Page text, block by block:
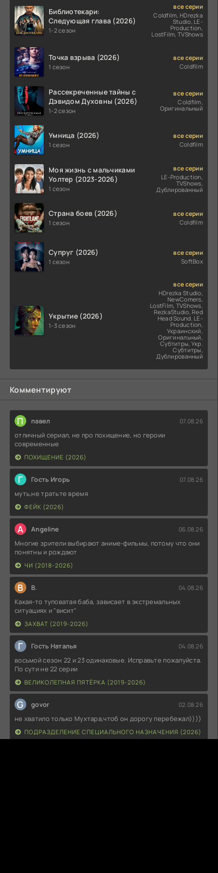
Библиотекари:
Следующая глава (2026)
1-2 сезон
все серии
Coldfilm, HDrezka
Studio, LE-
Production,
LostFilm, TVShows
Точка взрыва (2026)
1 сезон
все серии
Coldfilm
Рассекреченные тайны с
Дэвидом Духовны (2026)
1-2 сезон
все серии
Coldfilm,
Оригинальный
Умница (2026)
1 сезон
все серии
Coldfilm
Моя жизнь с мальчиками
Уолтер (2023-2026)
1 сезон
все серии
LE-Production,
TVShows,
Дублированный
Страна боев (2026)
1 сезон
все серии
Coldfilm
Супруг (2026)
1 сезон
все серии
SoftBox
Укрытие (2026)
1-3 сезон
все серии
HDrezka Studio,
NewComers,
LostFilm, TVShows,
RezkaStudio, Red
Head Sound, LE-
Production,
Украинский,
Оригинальный,
Субтитры, Укр.
Субтитры,
Дублированный
Комментируют
П павел 07.08.26
отличный сериал, не про похищение, но героии
современные
ПОХИЩЕНИЕ (2026)
Г Гость Игорь 07.08.26
муть,не тратьте время
ФЕЙК (2026)
A Angeline 06.08.26
Многие зрители выбирают аниме-фильмы, потому что они
понятны и рождают
ЧИ (2018-2026)
В В. 04.08.26
Какая-то туповатая баба, зависает в экстремальных
ситуациях и "висит"
ЗАХВАТ (2019-2026)
Г Гость Наталья 04.08.26
восьмой сезон 22 и 23 одинаковые. Исправьте пожалуйста.
По сути не 22 серии
ВЕЛИКОЛЕПНАЯ ПЯТЁРКА (2019-2026)
G govor 02.08.26
не хватило только Мухтара,чтоб он дорогу перебежал))))
ПОДРАЗДЕЛЕНИЕ СПЕЦИАЛЬНОГО НАЗНАЧЕНИЯ (2026)